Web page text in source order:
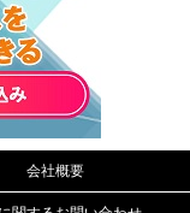
会社概要